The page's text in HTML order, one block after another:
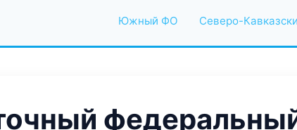
Южный ФО Северо-